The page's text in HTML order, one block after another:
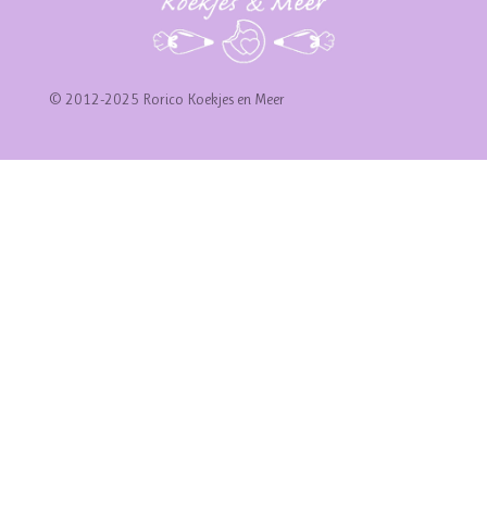
© 2012-2025 Rorico Koekjes en Meer